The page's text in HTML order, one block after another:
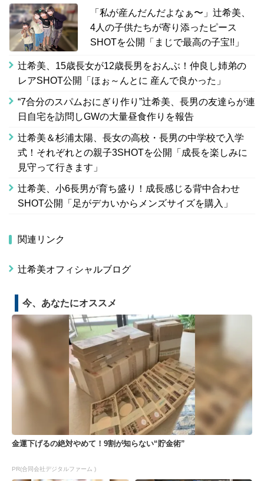
「私が産んだんだよなぁ〜」辻希美、
4人の子供たちが寄り添ったピース
SHOTを公開「まじで最高の子宝!!」
辻希美、15歳長女が12歳長男をおんぶ！仲良し姉弟の
レアSHOT公開「ほぉ～んとに 産んで良かった」
“7合分のスパムおにぎり作り”辻希美、長男の友達らが連
日自宅を訪問しGWの大量昼食作りを報告
辻希美＆杉浦太陽、長女の高校・長男の中学校で入学
式！それぞれとの親子3SHOTを公開「成長を楽しみに
見守って行きます」
辻希美、小6長男が育ち盛り！成長感じる背中合わせ
SHOT公開「足がデカいからメンズサイズを購入」
関連リンク
辻希美オフィシャルブログ
今、あなたにオススメ
金運下げるの絶対やめて！9割が知らない“貯金術”
PR(合同会社デジタルファーム )